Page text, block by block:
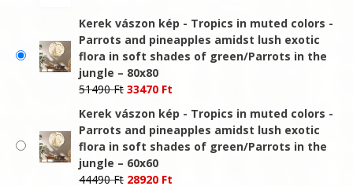
33470 Ft
Kerek vászon kép - Tropics in muted colors -
Parrots and pineapples amidst lush exotic
flora in soft shades of green/Parrots in the
jungle – 80x80
51490Ft Original
was:
51490 Ft.
33470 Ft
is:
33470 Ft.
Kerek vászon kép - Tropics in muted colors -
Parrots and pineapples amidst lush exotic
flora in soft shades of green/Parrots in the
jungle – 60x60
44490Ft Original
28920 Ft